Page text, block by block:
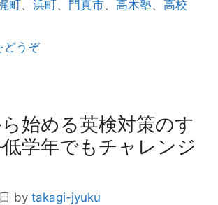
町、 浜町、 門真市、 高木塾、 高校
どうぞ
始める英検対策のす
学年でもチャレンジ
by takagi-jyuku